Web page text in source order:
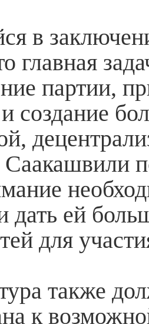
в
главная
партии,
создание
Саакашвили
дать ей
для
также
к